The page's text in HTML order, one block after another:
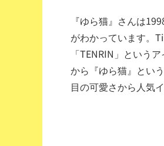
『ゆら猫』さんは
がわかっています。
「TENRIN」という
から『ゆら猫』とい
目の可愛さから人気